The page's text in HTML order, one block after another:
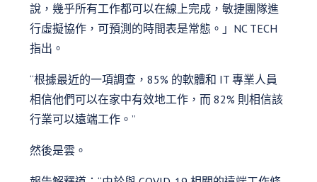
說，幾乎所有工作都可以在線上完成，敏捷團隊進
行虛擬協作，可預測的時間表是常態。」NC TECH
指出。
“根據最近的一項調查，85% 的軟體和 IT 專業人員
相信他們可以在家中有效地工作，而 82% 則相信該
行業可以遠端工作。”
然後是雲。